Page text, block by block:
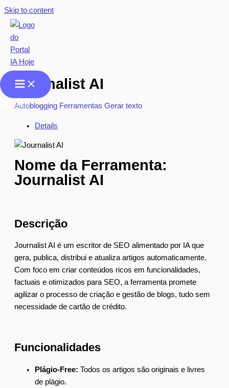
Skip to content
Search
Journalist AI
Autoblogging Ferramentas Gerar texto
Details
Nome da Ferramenta:
Journalist AI
Descrição
Journalist AI é um escritor de SEO alimentado por IA que
gera, publica, distribui e atualiza artigos automaticamente.
Com foco em criar conteúdos ricos em funcionalidades,
factuais e otimizados para SEO, a ferramenta promete
agilizar o processo de criação e gestão de blogs, tudo sem
necessidade de cartão de crédito.
Funcionalidades
Plágio-Free: Todos os artigos são originais e livres
de plágio.